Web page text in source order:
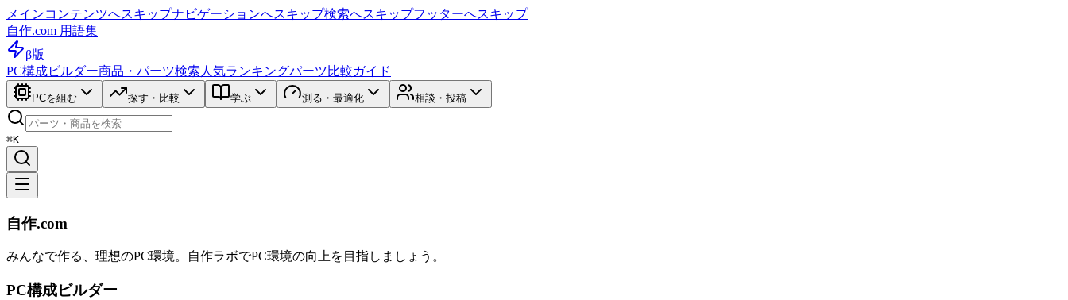
メインコンテンツへスキップナビゲーションへスキップ検索へスキップフッターへスキップ
自作.com 用語集
β版
PC構成ビルダー商品・パーツ検索 人気ランキングパーツ比較ガイド
PCを組む 探す・比較 学ぶ 測る・最適化 相談・投稿
⌘K
自作.com
みんなで作る、理想のPC環境。 自作ラボでPC環境の向上を目指しましょう。
PC構成ビルダー